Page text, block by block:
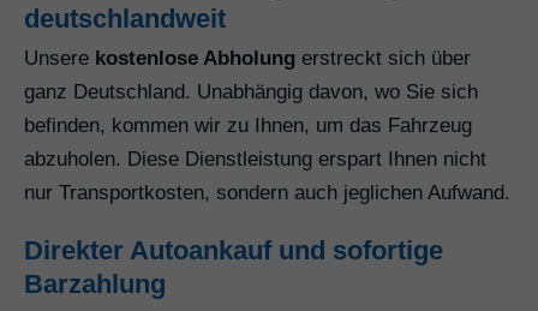
deutschlandweit
Unsere kostenlose Abholung erstreckt sich über
ganz Deutschland. Unabhängig davon, wo Sie sich
befinden, kommen wir zu Ihnen, um das Fahrzeug
abzuholen. Diese Dienstleistung erspart Ihnen nicht
nur Transportkosten, sondern auch jeglichen Aufwand.
Direkter Autoankauf und sofortige
Barzahlung